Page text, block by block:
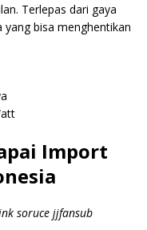
Terlepas dari gaya
bisa menghentikan
Import
soruce jjfansub